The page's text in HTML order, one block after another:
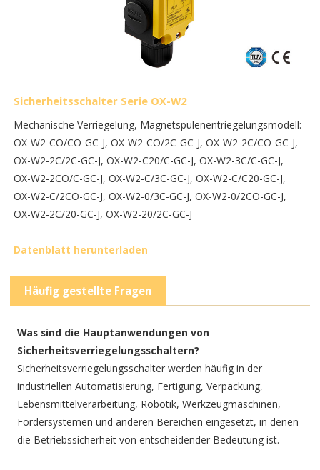
Sicherheitsschalter Serie OX-W2
Mechanische Verriegelung, Magnetspulenentriegelungsmodell:
OX-W2-CO/CO-GC-J, OX-W2-CO/2C-GC-J, OX-W2-2C/CO-GC-J,
OX-W2-2C/2C-GC-J, OX-W2-C20/C-GC-J, OX-W2-3C/C-GC-J,
OX-W2-2CO/C-GC-J, OX-W2-C/3C-GC-J, OX-W2-C/C20-GC-J,
OX-W2-C/2CO-GC-J, OX-W2-0/3C-GC-J, OX-W2-0/2CO-GC-J,
OX-W2-2C/20-GC-J, OX-W2-20/2C-GC-J
Datenblatt herunterladen
Häufig gestellte Fragen
Was sind die Hauptanwendungen von
Sicherheitsverriegelungsschaltern?
Sicherheitsverriegelungsschalter werden häufig in der
industriellen Automatisierung, Fertigung, Verpackung,
Lebensmittelverarbeitung, Robotik, Werkzeugmaschinen,
Fördersystemen und anderen Bereichen eingesetzt, in denen
die Betriebssicherheit von entscheidender Bedeutung ist.